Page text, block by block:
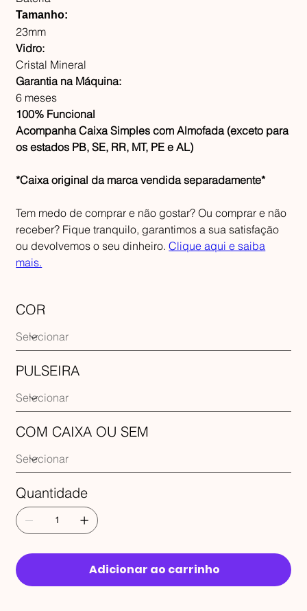
Tamanho:
23mm
Vidro:
Cristal Mineral
Garantia na Máquina:
6 meses
100% Funcional
Acompanha Caixa Simples com Almofada (exceto para
os estados PB, SE, RR, MT, PE e AL)
*Caixa original da marca vendida separadamente*
Tem medo de comprar e não gostar? Ou comprar e não
receber? Fique tranquilo, garantimos a sua satisfação
ou devolvemos o seu dinheiro.Clique aqui e saiba
mais.
COR
PULSEIRA
COM CAIXA OU SEM
Quantidade
Adicionar ao carrinho